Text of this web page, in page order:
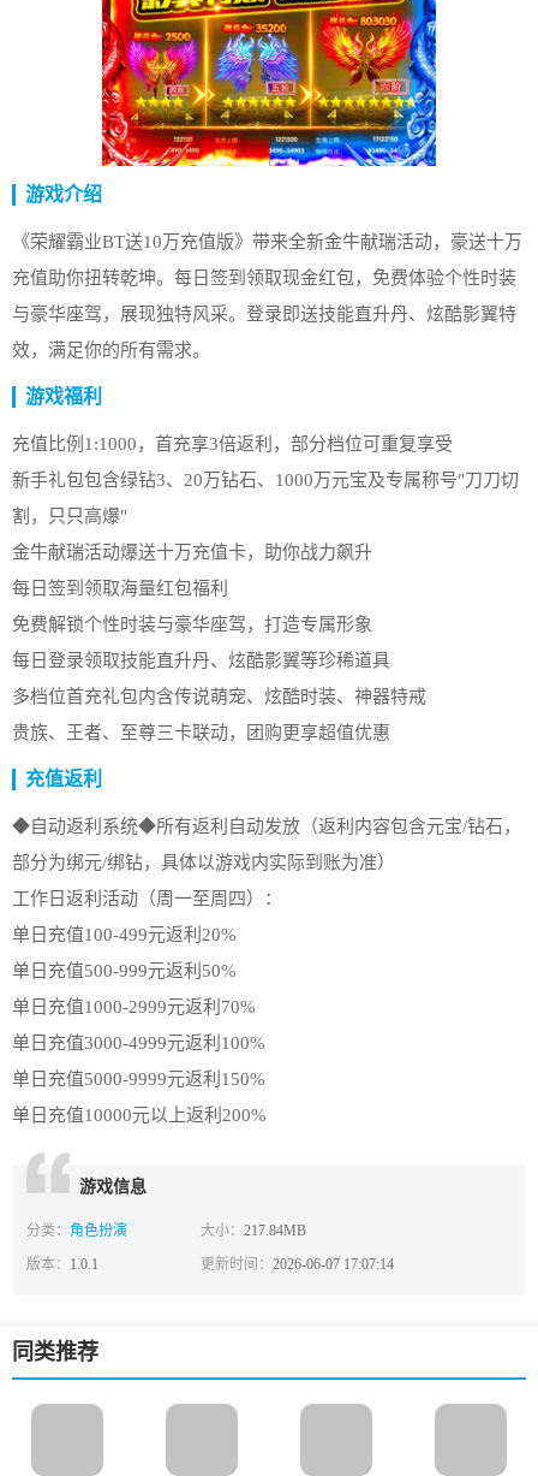
游戏介绍
《荣耀霸业BT送10万充值版》带来全新金牛献瑞活动，豪送十万
充值助你扭转乾坤。每日签到领取现金红包，免费体验个性时装
与豪华座驾，展现独特风采。登录即送技能直升丹、炫酷影翼特
效，满足你的所有需求。
游戏福利
充值比例1:1000，首充享3倍返利，部分档位可重复享受
新手礼包包含绿钻3、20万钻石、1000万元宝及专属称号"刀刀切
割，只只高爆"
金牛献瑞活动爆送十万充值卡，助你战力飙升
每日签到领取海量红包福利
免费解锁个性时装与豪华座驾，打造专属形象
每日登录领取技能直升丹、炫酷影翼等珍稀道具
多档位首充礼包内含传说萌宠、炫酷时装、神器特戒
贵族、王者、至尊三卡联动，团购更享超值优惠
充值返利
◆自动返利系统◆所有返利自动发放（返利内容包含元宝/钻石，
部分为绑元/绑钻，具体以游戏内实际到账为准）
工作日返利活动（周一至周四）：
单日充值100-499元返利20%
单日充值500-999元返利50%
单日充值1000-2999元返利70%
单日充值3000-4999元返利100%
单日充值5000-9999元返利150%
单日充值10000元以上返利200%
游戏信息
分类： 角色扮演 大小：217.84MB
版本： 1.0.1 更新时间：2026-06-07 17:07:14
同类推荐